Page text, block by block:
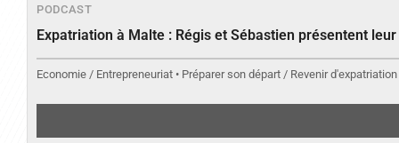
PODCAST
Expatriation à Malte : Régis et Sébastien présentent
Economie / Entrepreneuriat • Préparer son départ / Revenir d'expatriation